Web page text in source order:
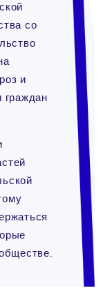
со
и
граждан